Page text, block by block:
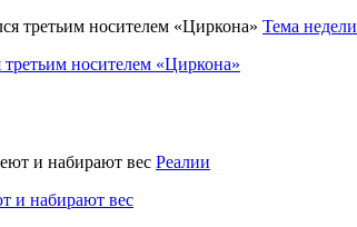
Тема недели
носителем «Циркона»
Реалии
и набирают вес